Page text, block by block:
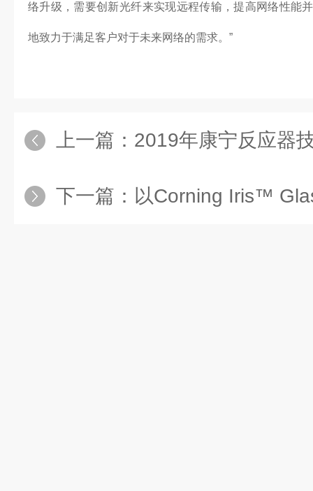
络升级，需要创新光纤来实现远程传输，提高网络性能
地致力于满足客户对于未来网络的需求。”
上一篇： 2019年康宁反应器技术
下一篇： 以Corning Iris™ Glass为关键组